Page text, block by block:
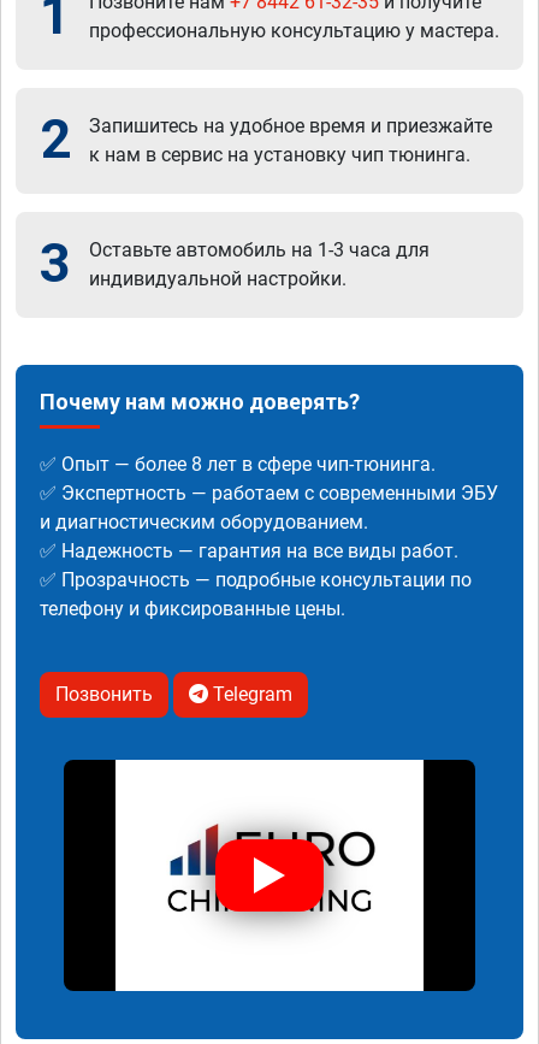
1
профессиональную консультацию у мастера.
2
Запишитесь на удобное время и приезжайте
к нам в сервис на установку чип тюнинга.
3
Оставьте автомобиль на 1-3 часа для
индивидуальной настройки.
Почему нам можно доверять?
✅ Опыт — более 8 лет в сфере чип-тюнинга.
✅ Экспертность — работаем с современными ЭБУ
и диагностическим оборудованием.
✅ Надежность — гарантия на все виды работ.
✅ Прозрачность — подробные консультации по
телефону и фиксированные цены.
Позвонить Telegram